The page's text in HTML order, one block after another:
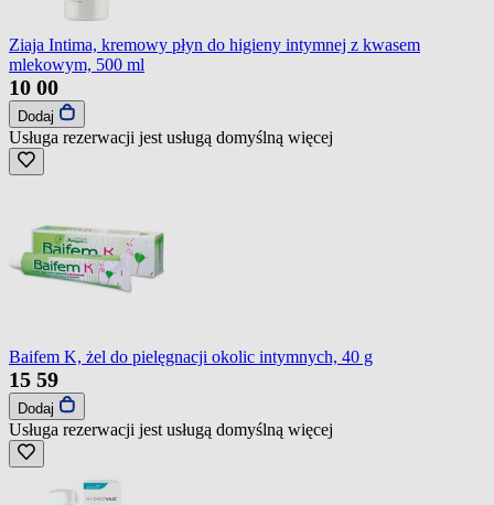
Ziaja Intima, kremowy płyn do higieny intymnej z kwasem
mlekowym, 500 ml
10 00
Dodaj
Usługa rezerwacji jest usługą domyślną więcej
Baifem K, żel do pielęgnacji okolic intymnych, 40 g
15 59
Dodaj
Usługa rezerwacji jest usługą domyślną więcej